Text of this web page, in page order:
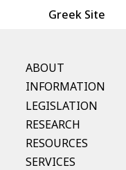
Greek Site
English Menu
ABOUT
INFORMATION
LEGISLATION
RESEARCH
RESOURCES
SERVICES
(ΦΕΚ